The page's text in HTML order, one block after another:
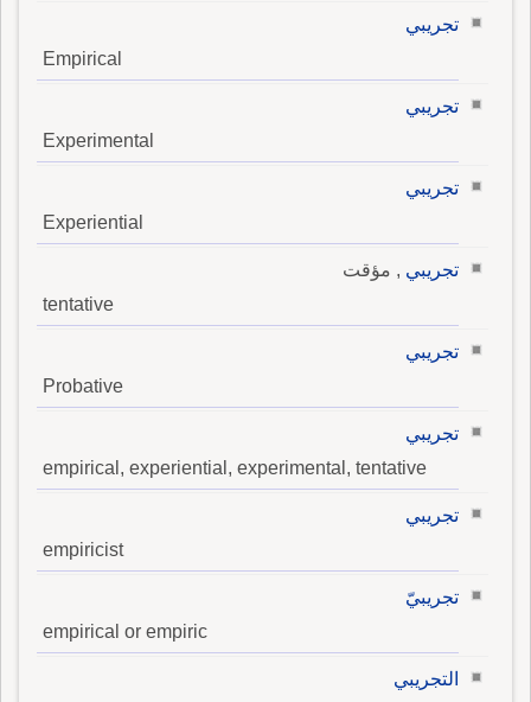
تجريبي
Empirical
تجريبي
Experimental
تجريبي
Experiential
تجريبي , مؤقت
tentative
تجريبي
Probative
تجريبي
empirical, experiential, experimental, tentative
تجريبي
empiricist
تجريبيّ
empirical or empiric
التجريبي